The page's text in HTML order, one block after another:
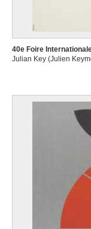
40e Foire
Julian Key (Julien